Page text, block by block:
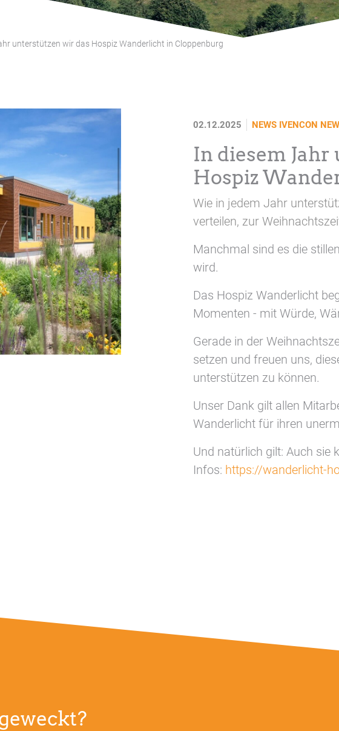
unterstützen wir das Hospiz Wanderlicht in Cloppenburg
02.12.2025 NEWS IVENCON
In diesem
Hospiz
Wie in jedem Jahr
verteilen, zur
Manchmal sind es die
wird.
Das Hospiz Wanderlicht
Momenten - mit Würde,
Gerade in der
setzen und freuen uns,
unterstützen zu können.
Unser Dank gilt allen
Wanderlicht für ihren
Und natürlich gilt: Auch sie
Infos: https://wanderlicht-
anonym.
zu verstehen, wie
nutzen.